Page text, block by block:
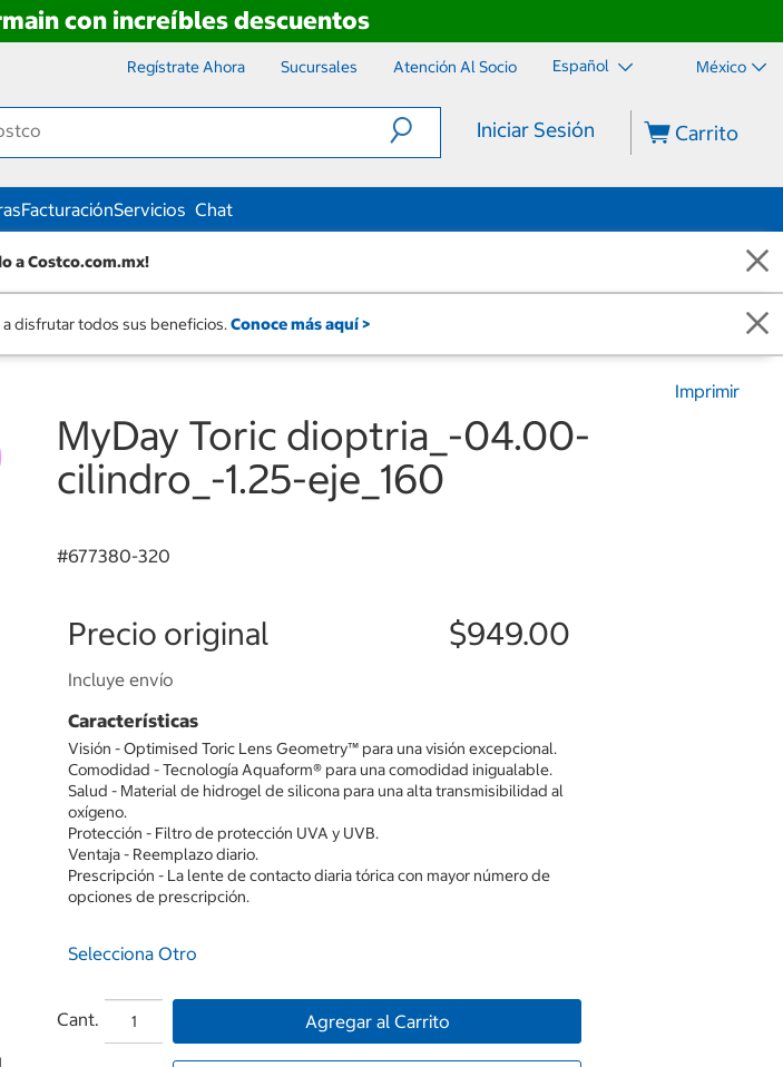
con increíbles descuentos
Regístrate Ahora Sucursales Atención Al Socio Español México
Iniciar Sesión Carrito
FacturaciónServicios Chat
a Costco.com.mx!
disfrutar todos sus beneficios. Conoce más aquí >
Imprimir
MyDay Toric dioptria_-04.00-
cilindro_-1.25-eje_160
#677380-320
Precio original $949.00
Incluye envío
Características
Visión - Optimised Toric Lens Geometry™ para una visión excepcional.
Comodidad - Tecnología Aquaform® para una comodidad inigualable.
Salud - Material de hidrogel de silicona para una alta transmisibilidad al
oxígeno.
Protección - Filtro de protección UVA y UVB.
Ventaja - Reemplazo diario.
Prescripción - La lente de contacto diaria tórica con mayor número de
opciones de prescripción.
Selecciona Otro
Cant. Agregar al Carrito